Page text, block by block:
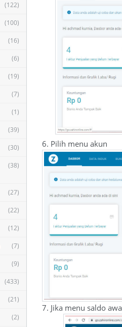
(122)
(100)
(16)
(6)
(19)
(7)
(1)
(39)
(30)
(38)
(27)
(22)
(12)
(7)
(9)
(433)
(21)
(2)
6. Pilih menu akun
7. Jika menu saldo